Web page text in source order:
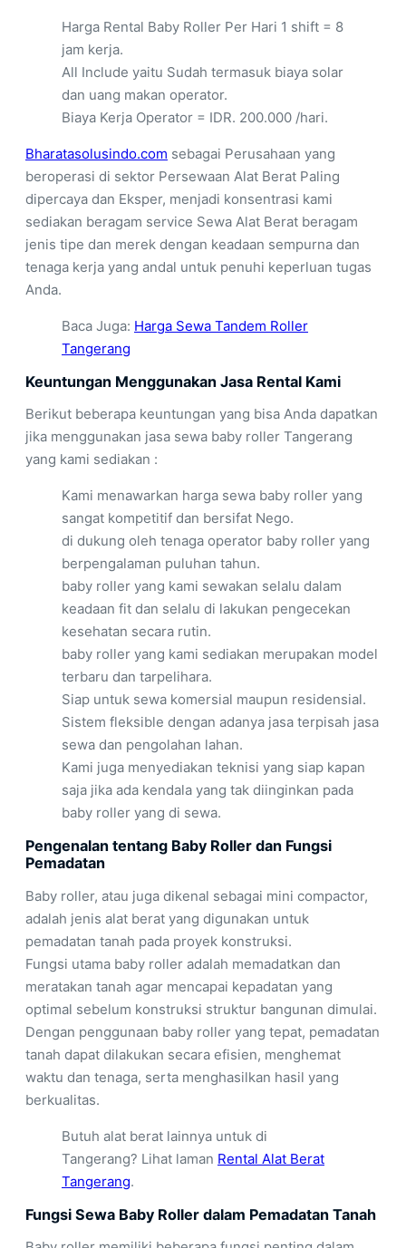
Harga Rental Baby Roller Per Hari 1 shift = 8
jam kerja.
All Include yaitu Sudah termasuk biaya solar
dan uang makan operator.
Biaya Kerja Operator = IDR. 200.000 /hari.
Bharatasolusindo.com sebagai Perusahaan yang
beroperasi di sektor Persewaan Alat Berat Paling
dipercaya dan Eksper, menjadi konsentrasi kami
sediakan beragam service Sewa Alat Berat beragam
jenis tipe dan merek dengan keadaan sempurna dan
tenaga kerja yang andal untuk penuhi keperluan tugas
Anda.
Baca Juga: Harga Sewa Tandem Roller
Tangerang
Keuntungan Menggunakan Jasa Rental Kami
Berikut beberapa keuntungan yang bisa Anda dapatkan
jika menggunakan jasa sewa baby roller Tangerang
yang kami sediakan :
Kami menawarkan harga sewa baby roller yang
sangat kompetitif dan bersifat Nego.
di dukung oleh tenaga operator baby roller yang
berpengalaman puluhan tahun.
baby roller yang kami sewakan selalu dalam
keadaan fit dan selalu di lakukan pengecekan
kesehatan secara rutin.
baby roller yang kami sediakan merupakan model
terbaru dan tarpelihara.
Siap untuk sewa komersial maupun residensial.
Sistem fleksible dengan adanya jasa terpisah jasa
sewa dan pengolahan lahan.
Kami juga menyediakan teknisi yang siap kapan
saja jika ada kendala yang tak diinginkan pada
baby roller yang di sewa.
Pengenalan tentang Baby Roller dan Fungsi
Pemadatan
Baby roller, atau juga dikenal sebagai mini compactor,
adalah jenis alat berat yang digunakan untuk
pemadatan tanah pada proyek konstruksi.
Fungsi utama baby roller adalah memadatkan dan
meratakan tanah agar mencapai kepadatan yang
optimal sebelum konstruksi struktur bangunan dimulai.
Dengan penggunaan baby roller yang tepat, pemadatan
tanah dapat dilakukan secara efisien, menghemat
waktu dan tenaga, serta menghasilkan hasil yang
berkualitas.
Butuh alat berat lainnya untuk di
Tangerang? Lihat laman Rental Alat Berat
Tangerang.
Fungsi Sewa Baby Roller dalam Pemadatan Tanah